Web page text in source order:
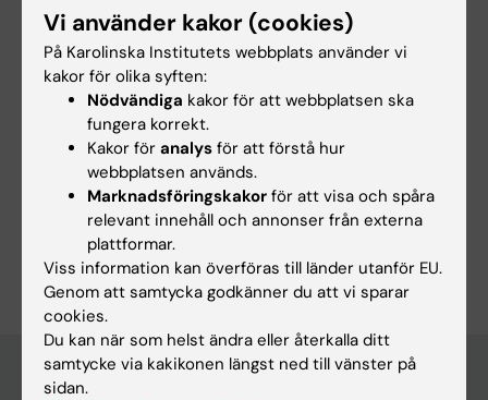
Uppdaterad av:
Annika Clemes 2023-12-21
Vi använder kakor (cookies)
På Karolinska Institutets webbplats använder vi
kakor för olika syften:
Nödvändiga kakor för att webbplatsen ska
fungera korrekt.
Kakor för analys för att förstå hur
webbplatsen används.
Marknadsföringskakor för att visa och spåra
relevant innehåll och annonser från externa
plattformar.
Viss information kan överföras till länder utanför EU.
Genom att samtycka godkänner du att vi sparar
cookies.
Du kan när som helst ändra eller återkalla ditt
samtycke via kakikonen längst ned till vänster på
sidan.